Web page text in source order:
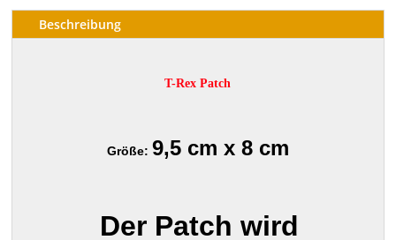
Beschreibung
T-Rex Patch
Größe: 9,5 cm x 8 cm
Der Patch wird